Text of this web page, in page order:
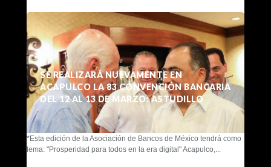
SE REALIZARÁ NUEVAMENTE EN
ACAPULCO LA 83 CONVENCIÓN BANCARIA
DEL 12 AL 13 DE MARZO: ASTUDILLO
*Esta edición de la Asociación de Bancos de México tendrá como
lema: "Prosperidad para todos en la era digital" Acapulco,...